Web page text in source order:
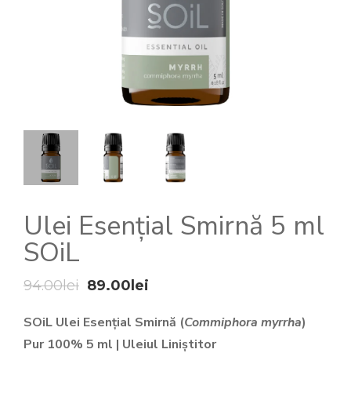
Ulei Esențial Smirnă 5 ml
SOiL
94.00lei Prețul
89.00lei
este:
89.00lei.
SOiL Ulei Esențial Smirnă (Commiphora myrrha)
Pur 100% 5 ml | Uleiul Liniștitor